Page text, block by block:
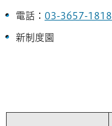
電話： 03-3657-1818
新制度園